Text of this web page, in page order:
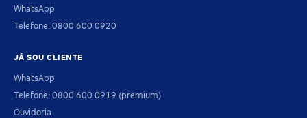
WhatsApp
Telefone: 0800 600 0920
JÁ SOU CLIENTE
WhatsApp
Telefone: 0800 600 0919 (premium)
Ouvidoria